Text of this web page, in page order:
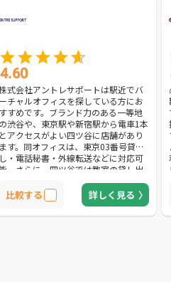
場所でセミナーや商談を行いたいと
4.60
式会社アントレサポートは駅近でバ
チャルオフィスを探している方にお
すめです。ブランド力のある一等地
渋谷や、東京駅や新宿駅から電車1本
アクセスがよい四ツ谷に店舗があり
す。同オフィスは、東京03番号貸
・電話秘書・外線転送などに対応可
。さらに、四ツ谷では教室の貸し出
も行っています。4路線が交わる四ツ
駅前教室のため、生徒募集が容易で
ょう。また、セキュリティが万全で
ので、安全に運営可能です。同オフ
比較する 詳しく見る